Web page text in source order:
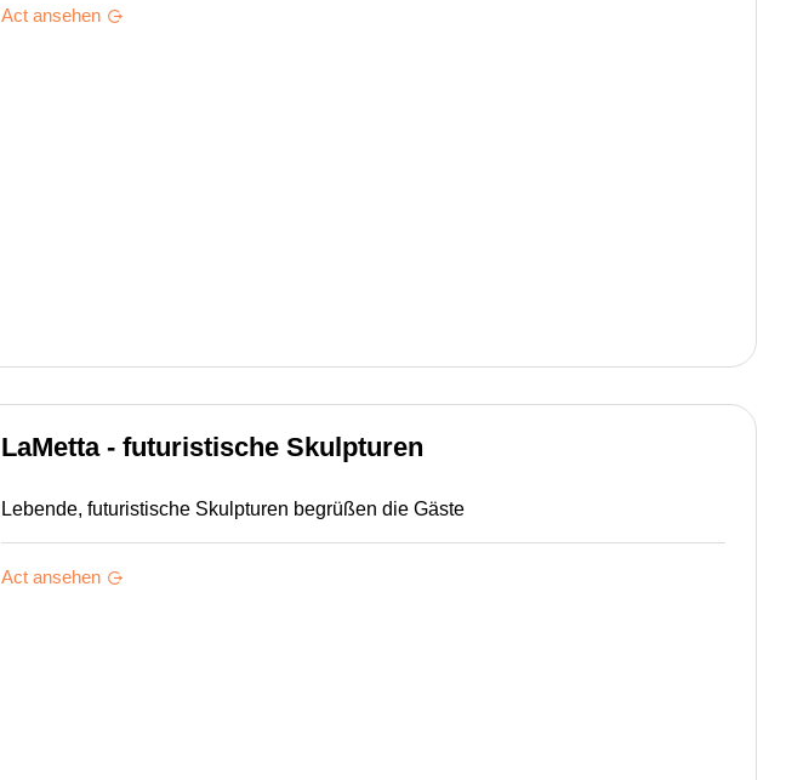
Act ansehen
LaMetta - futuristische Skulpturen
Lebende, futuristische Skulpturen begrüßen die Gäste
Act ansehen